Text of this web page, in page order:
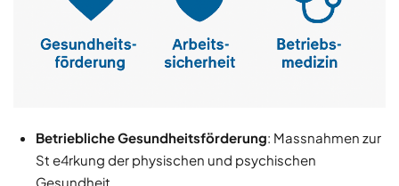
Betriebliche Gesundheitsförderung: Massnahmen zur
St e4rkung der physischen und psychischen
Gesundheit